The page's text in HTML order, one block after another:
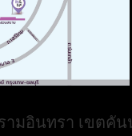
ามอินทรา เขตคัน